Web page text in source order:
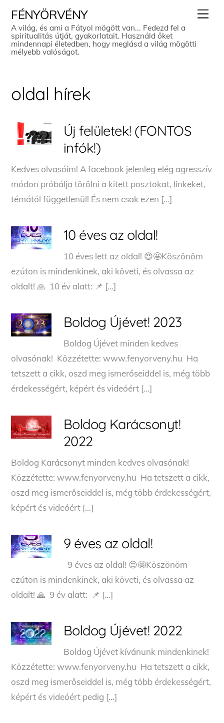
content
FÉNYÖRVÉNY
A világ, és ami a Fátyol mögött van... Fedezd fel a
spiritualitás útját, gyakorlatait. Használd őket
mindennapi életedben, hogy meglásd a világ mögötti
mélyebb valóságot.
oldal hírek
Új felületek! (FONTOS
infók!)
Kedves olvasóim! A facebook jelenleg elég agresszív
módon próbálja törölni a kitett posztokat, linkeket,
témától függetlenül! És nem csak ezen […]
10 éves az oldal!
10 éves lett az oldal! 😍🤩Köszönöm
ezúton is mindenkinek, aki követi, és olvassa az
oldalt! 🙏 10 év alatt: 📌 […]
Boldog Újévet! 2023
Boldog Újévet minden kedves
olvasónak! Közzétette: www.fenyorveny.hu Ha
tetszett a cikk, oszd meg ismerőseiddel is, még több
érdekességért, képért és videóért […]
Boldog Karácsonyt!
2022
Boldog Karácsonyt minden kedves olvasónak!
Közzétette: www.fenyorveny.hu Ha tetszett a cikk,
oszd meg ismerőseiddel is, még több érdekességért,
képért és videóért […]
9 éves az oldal!
9 éves az oldal! 😍🤩Köszönöm
ezúton is mindenkinek, aki követi, és olvassa az
oldalt! 🙏 9 év alatt: 📌 […]
Boldog Újévet! 2022
Boldog Újévet kívánunk mindenkinek!
Közzétette: www.fenyorveny.hu Ha tetszett a cikk,
oszd meg ismerőseiddel is, még több érdekességért,
képért és videóért pedig […]